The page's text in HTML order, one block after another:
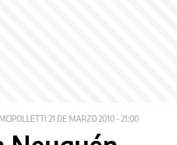
21 DE MARZO 2010 - 21:00